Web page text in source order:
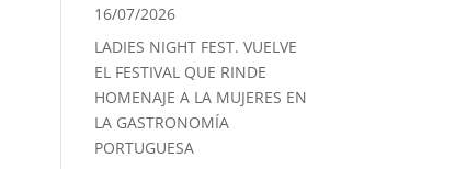
16/07/2026
LADIES NIGHT FEST. VUELVE
EL FESTIVAL QUE RINDE
HOMENAJE A LA MUJERES EN
LA GASTRONOMÍA
PORTUGUESA